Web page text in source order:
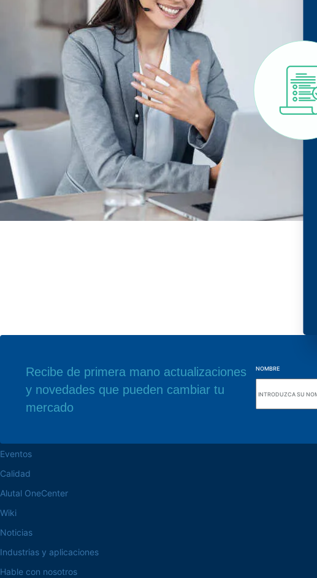
Recibe de primera mano actualizaciones
y novedades que pueden cambiar tu
mercado
NOMBRE
navegue por el sitio web
Acerca de la Alutal
Eventos
Calidad
Alutal OneCenter
Wiki
Noticias
Industrias y aplicaciones
Hable con nosotros
Nuestra sede